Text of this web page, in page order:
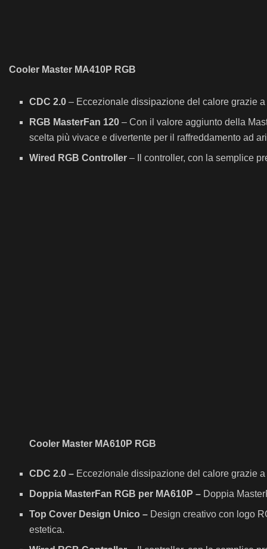
Cooler Master MA410P RGB
CDC 2.0 – Eccezionale dissipazione del calore grazie
RGB MasterFan 120 – Con il valore aggiunto della
scelta più vivace e divertente per il raffreddamento ad
Wired RGB Controller – Il controller, con la semplice
Cooler Master MA610P RGB
CDC 2.0 – Eccezionale dissipazione del calore grazie
Doppia MasterFan RGB per MA610P – Doppia
Top Cover Design Unico – Design creativo con logo
estetica.